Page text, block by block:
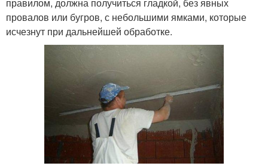
провалов или бугров, с небольшими ямками, которые
исчезнут при дальнейшей обработке.